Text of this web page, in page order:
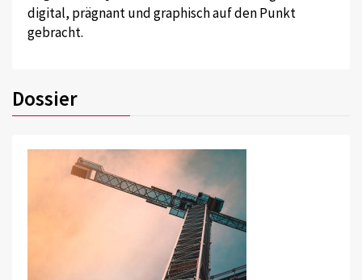
digital, prägnant und graphisch auf den Punkt
gebracht.
Dossier